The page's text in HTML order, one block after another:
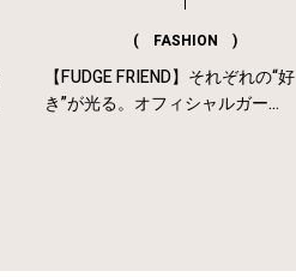
( FASHION )
【FUDGE FRIEND】それぞれの“好
き”が光る。オフィシャルガー...